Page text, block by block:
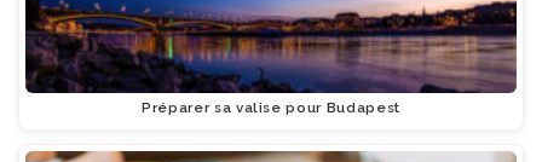
Préparer sa valise pour Budapest